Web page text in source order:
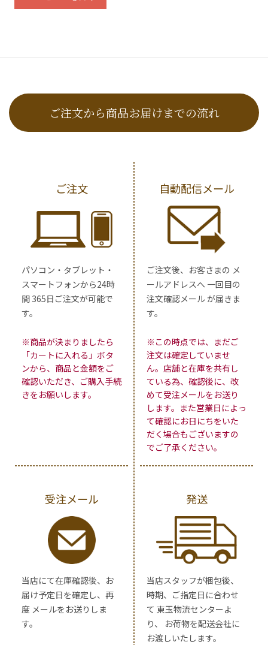
ご注文から商品お届けまでの流れ
ご注文
パソコン・タブレット・
スマートフォンから24時
間 365日ご注文が可能で
す。
※商品が決まりましたら
「カートに入れる」ボタ
ンから、商品と金額をご
確認いただき、ご購入手続
きをお願いします。
自動配信メール
ご注文後、お客さまの メ
ールアドレスへ 一回目の
注文確認メール が届きま
す。
※この時点では、まだご
注文は確定していませ
ん。店舗と在庫を共有し
ている為、確認後に、改
めて受注メールをお送り
します。また営業日によっ
て確認にお日にちをいた
だく場合もございますの
でご了承ください。
受注メール
当店にて在庫確認後、お
届け予定日を確定し、再
度 メールをお送りしま
す。
発送
当店スタッフが梱包後、
時期、ご指定日に合わせ
て 東玉物流センターよ
り、 お荷物を配送会社に
お渡しいたします。